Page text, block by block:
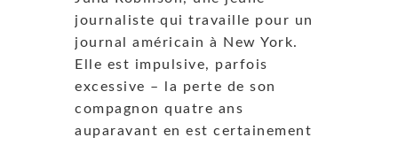
journaliste qui travaille pour un
journal américain à New York.
Elle est impulsive, parfois
excessive – la perte de son
compagnon quatre ans
auparavant en est certainement